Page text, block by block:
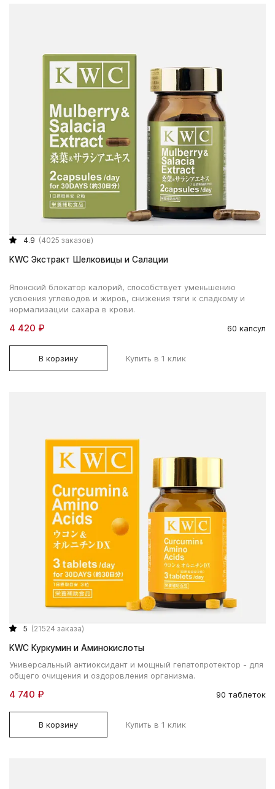
4.9 (4025 заказов)
KWC Экстракт Шелковицы и Салации
Японский блокатор калорий, способствует уменьшению
усвоения углеводов и жиров, снижения тяги к сладкому и
нормализации сахара в крови.
4 420 ₽ 60 капсул
В корзину Купить в 1 клик
5 (21524 заказа)
KWC Куркумин и Аминокислоты
Универсальный антиоксидант и мощный гепатопротектор - для
общего очищения и оздоровления организма.
4 740 ₽ 90 таблеток
В корзину Купить в 1 клик